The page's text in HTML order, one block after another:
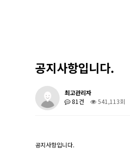
공지사항입니다.
최고관리자
81건
541,113회
공지사항입니다.